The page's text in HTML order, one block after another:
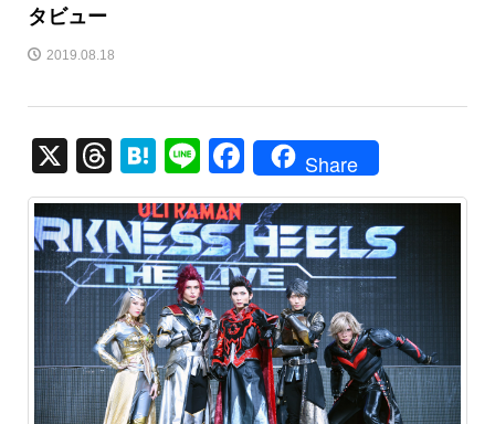
タビュー
2019.08.18
X
T
hr
e
a
d
s
H
at
e
n
a
Li
n
e
F
a
c
e
b
o
o
k
Share